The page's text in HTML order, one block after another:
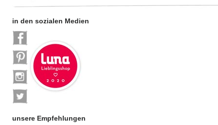
in den sozialen Medien
unsere Empfehlungen